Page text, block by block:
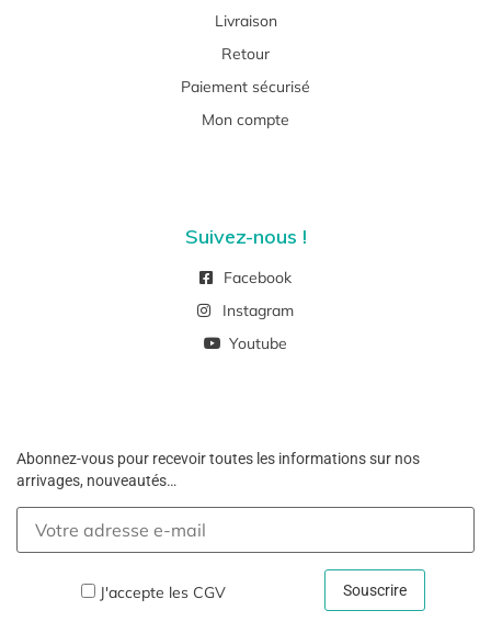
Livraison
Retour
Paiement sécurisé
Mon compte
Suivez-nous !
Facebook
Instagram
Youtube
Abonnez-vous pour recevoir toutes les informations sur nos
arrivages, nouveautés…
J'accepte les CGV